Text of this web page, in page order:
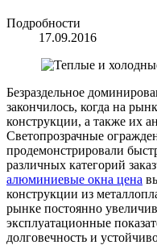
Подробности
17.09.2016
Безраздельное
закончилось, когда на
конструкции, а также их
Светопрозрачные
продемонстрировали
различных категорий
алюминиевые окна цена
конструкции из
рынке постоянно
эксплуатационные
долговечность и